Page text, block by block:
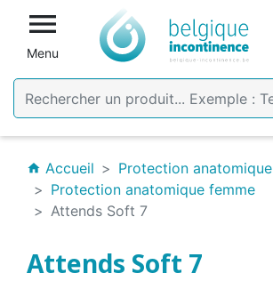

Menu
home Accueil
Protection anatomique
Protection anatomique femme
Attends Soft 7
Attends Soft 7